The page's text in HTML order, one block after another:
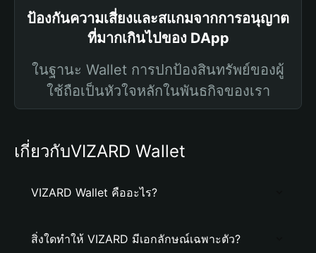
ป้องกันความเสี่ยงและสแกมจากการอนุญาต
ที่มากเกินไปของ DApp
ในฐานะ Wallet การปกป้องสินทรัพย์ของผู้
ใช้ถือเป็นหัวใจหลักในพันธกิจของเรา
เกี่ยวกับVIZARD Wallet
VIZARD Wallet คืออะไร?
สิ่งใดทำให้ VIZARD มีเอกลักษณ์เฉพาะตัว?